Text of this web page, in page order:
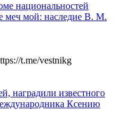
национальностей
меч мой: наследие В. М.
t.me/vestnikg
наградили известного
Ксению